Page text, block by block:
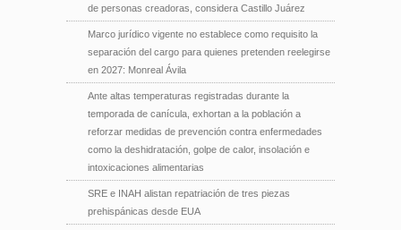
de personas creadoras, considera Castillo Juárez
Marco jurídico vigente no establece como requisito la
separación del cargo para quienes pretenden reelegirse
en 2027: Monreal Ávila
Ante altas temperaturas registradas durante la
temporada de canícula, exhortan a la población a
reforzar medidas de prevención contra enfermedades
como la deshidratación, golpe de calor, insolación e
intoxicaciones alimentarias
SRE e INAH alistan repatriación de tres piezas
prehispánicas desde EUA